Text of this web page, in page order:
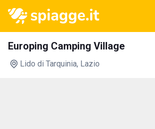
Europing Camping Village
Lido di Tarquinia, Lazio